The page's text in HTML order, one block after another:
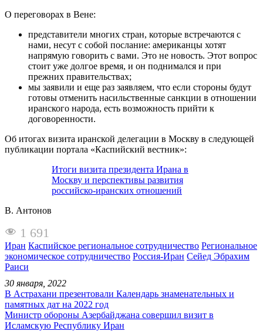
О переговорах в Вене:
представители многих стран, которые встречаются с
нами, несут с собой послание: американцы хотят
напрямую говорить с вами. Это не новость. Этот вопрос
стоит уже долгое время, и он поднимался и при
прежних правительствах;
мы заявили и еще раз заявляем, что если стороны будут
готовы отменить насильственные санкции в отношении
иранского народа, есть возможность прийти к
договоренности.
Об итогах визита иранской делегации в Москву в следующей
публикации портала «Каспийский вестник»:
Итоги визита президента Ирана в
Москву и перспективы развития
российско-иранских отношений
В. Антонов
1 691
Иран Каспийское региональное сотрудничество Региональное
экономическое сотрудничество Россия-Иран Сейед Эбрахим
Раиси
30 января, 2022
В Астрахани презентовали Календарь знаменательных и
памятных дат на 2022 год
Министр обороны Азербайджана совершил визит в
Исламскую Республику Иран